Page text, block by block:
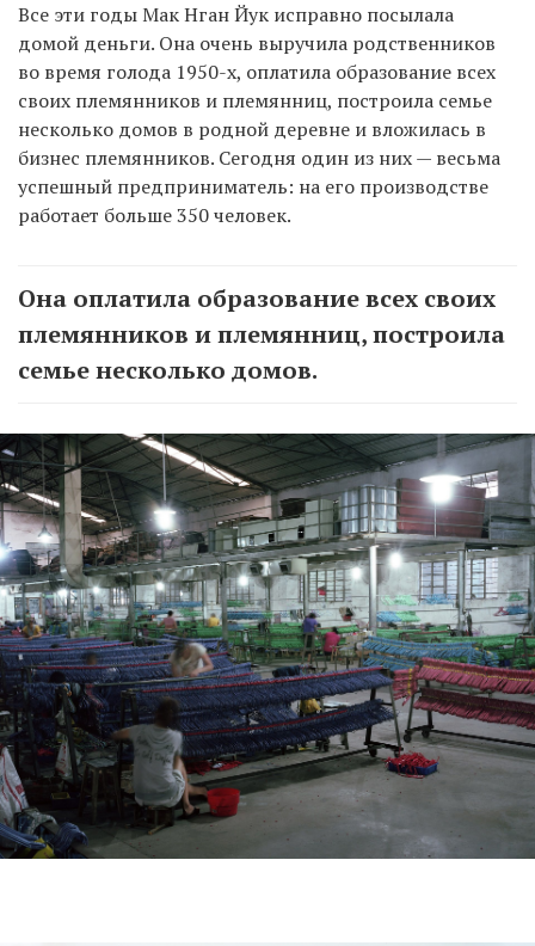
Все эти годы Мак Нган Йук исправно посылала
домой деньги. Она очень выручила родственников
во время голода 1950-х, оплатила образование всех
своих племянников и племянниц, построила семье
несколько домов в родной деревне и вложилась в
бизнес племянников. Сегодня один из них — весьма
успешный предприниматель: на его производстве
работает больше 350 человек.
Она оплатила образование всех своих
племянников и племянниц, построила
семье несколько домов.